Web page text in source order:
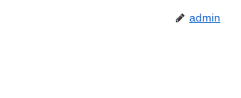
admin